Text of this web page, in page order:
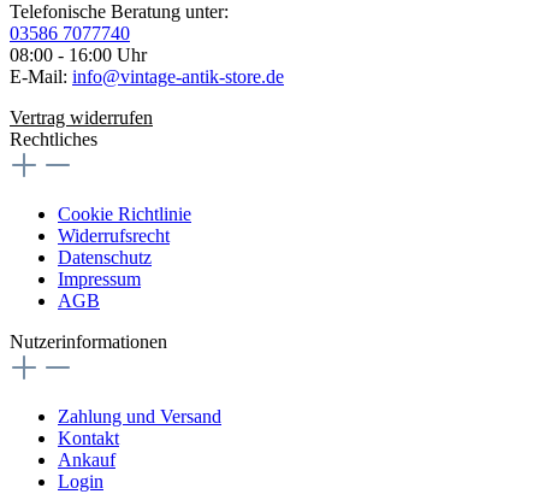
Telefonische Beratung unter:
03586 7077740
08:00 - 16:00 Uhr
E-Mail: info@vintage-antik-store.de
Vertrag widerrufen
Rechtliches
Cookie Richtlinie
Widerrufsrecht
Datenschutz
Impressum
AGB
Nutzerinformationen
Zahlung und Versand
Kontakt
Ankauf
Login